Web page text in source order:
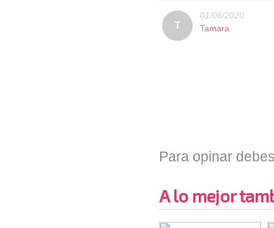
T
01/06/2020
Tamara
Para opinar
A lo mejor